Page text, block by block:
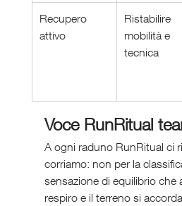
Recupero
attivo
Ristabilire
mobilità e
tecnica
Voce RunRitual
A ogni raduno RunRitual ci
corriamo: non per la
sensazione di equilibrio che
respiro e il terreno si